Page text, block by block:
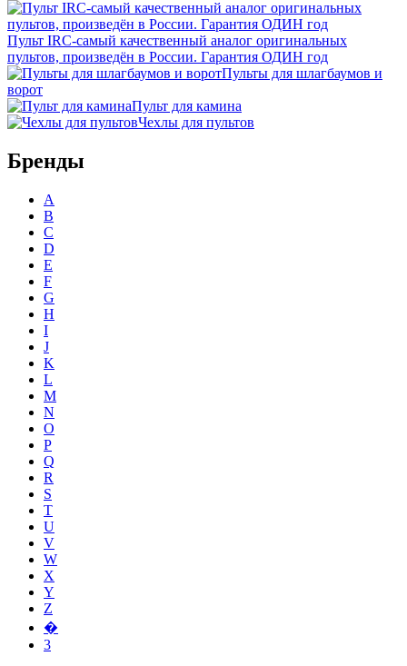
Пульт IRC-самый качественный аналог оригинальных
пультов, произведён в России. Гарантия ОДИН год
Пульты для шлагбаумов и
ворот
Пульт для камина
Чехлы для пультов
Бренды
A
B
C
D
E
F
G
H
I
J
K
L
M
N
O
P
Q
R
S
T
U
V
W
X
Y
Z
�
3